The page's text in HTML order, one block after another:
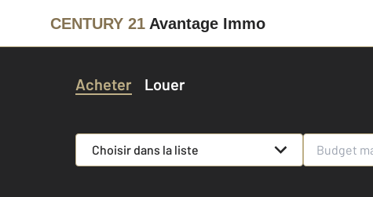
CENTURY 21 Avantage Immo
Acheter Louer
Choisir dans la liste